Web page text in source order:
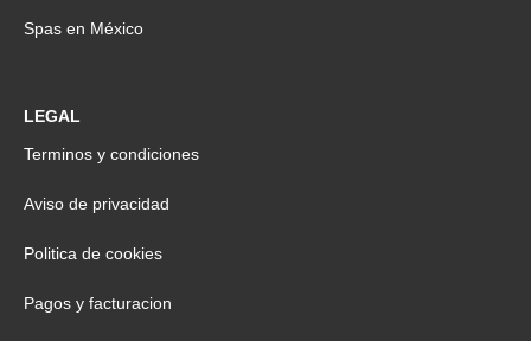
Spas en México
LEGAL
Terminos y condiciones
Aviso de privacidad
Politica de cookies
Pagos y facturacion